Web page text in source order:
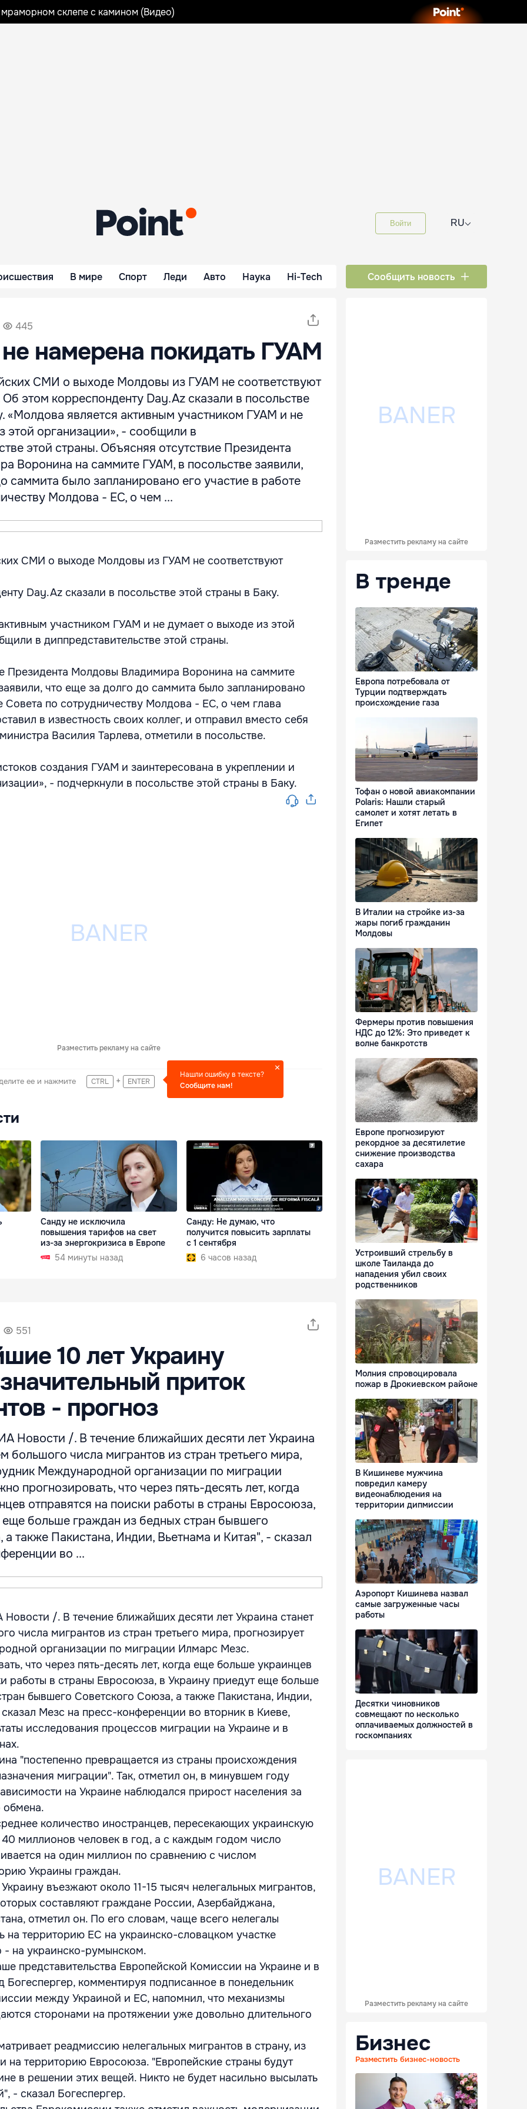
склепе с камином (Видео)
Войти RU⌵
В мире Спорт Леди Авто Наука Hi-Tech Сообщить новость
445
намерена покидать ГУАМ
СМИ о выходе Молдовы из ГУАМ не соответствуют
Об этом корреспонденту Day.Az сказали в посольстве
«Молдова является активным участником ГУАМ и не
этой организации», - сообщили в
этой страны. Объясняя отсутствие Президента
Воронина на саммите ГУАМ, в посольстве заявили,
саммита было запланировано его участие в работе
Молдова - ЕС, о чем ...
СМИ о выходе Молдовы из ГУАМ не соответствуют
Day.Az сказали в посольстве этой страны в Баку.
участником ГУАМ и не думает о выходе из этой
в диппредставительстве этой страны.
Президента Молдовы Владимира Воронина на саммите
что еще за долго до саммита было запланировано
Совета по сотрудничеству Молдова - ЕС, о чем глава
в известность своих коллег, и отправил вместо себя
Василия Тарлева, отметили в посольстве.
создания ГУАМ и заинтересована в укреплении и
- подчеркнули в посольстве этой страны в Баку.
Разместить рекламу на сайте
ее и нажмите CTRL + ENTER
Нашли ошибку в тексте?
Сообщите нам!
Санду не исключила
повышения тарифов на свет
из-за энергокризиса в Европе
54 минуты назад
Санду: Не думаю, что
получится повысить зарплаты
с 1 сентября
6 часов назад
551
10 лет Украину
приток
- прогноз
Новости /. В течение ближайших десяти лет Украина
большого числа мигрантов из стран третьего мира,
Международной организации по миграции
прогнозировать, что через пять-десять лет, когда
отправятся на поиски работы в страны Евросоюза,
еще больше граждан из бедных стран бывшего
также Пакистана, Индии, Вьетнама и Китая", - сказал
во ...
/. В течение ближайших десяти лет Украина станет
числа мигрантов из стран третьего мира, прогнозирует
организации по миграции Илмарс Мезс.
что через пять-десять лет, когда еще больше украинцев
работы в страны Евросоюза, в Украину приедут еще больше
бывшего Советского Союза, а также Пакистана, Индии,
Мезс на пресс-конференции во вторник в Киеве,
исследования процессов миграции на Украине и в
"постепенно превращается из страны происхождения
миграции". Так, отметил он, в минувшем году
на Украине наблюдался прирост населения за
обмена.
количество иностранцев, пересекающих украинскую
40 миллионов человек в год, а с каждым годом число
на один миллион по сравнению с числом
Украины граждан.
въезжают около 11-15 тысяч нелегальных мигрантов,
составляют граждане России, Азербайджана,
отметил он. По его словам, чаще всего нелегалы
на территорию ЕС на украинско-словацком участке
- на украинско-румынском.
представительства Европейской Комиссии на Украине и в
Богеспергер, комментируя подписанное в понедельник
между Украиной и ЕС, напомнил, что механизмы
сторонами на протяжении уже довольно длительного
реадмиссию нелегальных мигрантов в страну, из
на территорию Евросоюза. "Европейские страны будут
в решении этих вещей. Никто не будет насильно высылать
- сказал Богеспергер.
Разместить рекламу на сайте
В тренде
Европа потребовала от
Турции подтверждать
происхождение газа
Тофан о новой авиакомпании
Polaris: Нашли старый
самолет и хотят летать в
Египет
В Италии на стройке из-за
жары погиб гражданин
Молдовы
Фермеры против повышения
НДС до 12%: Это приведет к
волне банкротств
Европе прогнозируют
рекордное за десятилетие
снижение производства
сахара
Устроивший стрельбу в
школе Таиланда до
нападения убил своих
родственников
Молния спровоцировала
пожар в Дрокиевском районе
В Кишиневе мужчина
повредил камеру
видеонаблюдения на
территории дипмиссии
Аэропорт Кишинева назвал
самые загруженные часы
работы
Десятки чиновников
совмещают по несколько
оплачиваемых должностей в
госкомпаниях
Разместить рекламу на сайте
Бизнес
Разместить бизнес-новость